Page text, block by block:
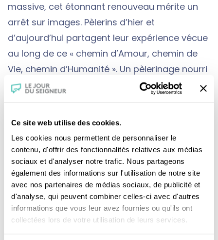
Ce site web utilise des cookies.
Les cookies nous permettent de personnaliser le
contenu, d'offrir des fonctionnalités relatives aux médias
sociaux et d'analyser notre trafic. Nous partageons
également des informations sur l'utilisation de notre site
avec nos partenaires de médias sociaux, de publicité et
d'analyse, qui peuvent combiner celles-ci avec d'autres
informations que vous leur avez fournies ou qu'ils ont
collectées lors de votre utilisation de leurs services.
massive, cet étonnant renouveau mérite un
arrêt sur images. Pèlerins d’hier et
d’aujourd’hui partagent leur expérience vécue
au long de ce « chemin d’Amour, chemin de
Vie, chemin d’Humanité ». Un pèlerinage nourri
de sensations profondes et de moments
humains intenses. Témoignages.
À travers le portrait de Thibaut parti pour
chasser sa colère, ce film cherche à rendre
compte de l’intensité qui se vit sur le chemin
de Saint-Jacques de Compostelle. Laurence
Chartier s’efforce de capter en profondeur, ce
qui fait l’essence même de ce pèlerinage si
particulier, inscrit dans la tradition catholique